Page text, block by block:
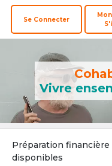
Se Connecter
Vivre
Préparation
disponibles
Colocataires
Offre une